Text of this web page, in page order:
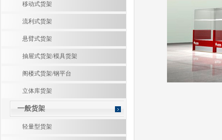
移动式货架
流利式货架
悬臂式货架
抽屉式货架/模具货架
阁楼式货架/钢平台
立体库货架
一般货架
轻量型货架